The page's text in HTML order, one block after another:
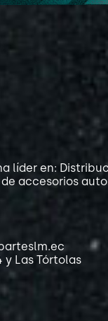
líder en:
accesorios
y Las Tórtolas